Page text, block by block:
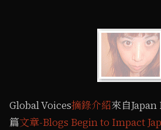
Global Voices摘錄介紹來自
篇文章-Blogs Begin to Impact